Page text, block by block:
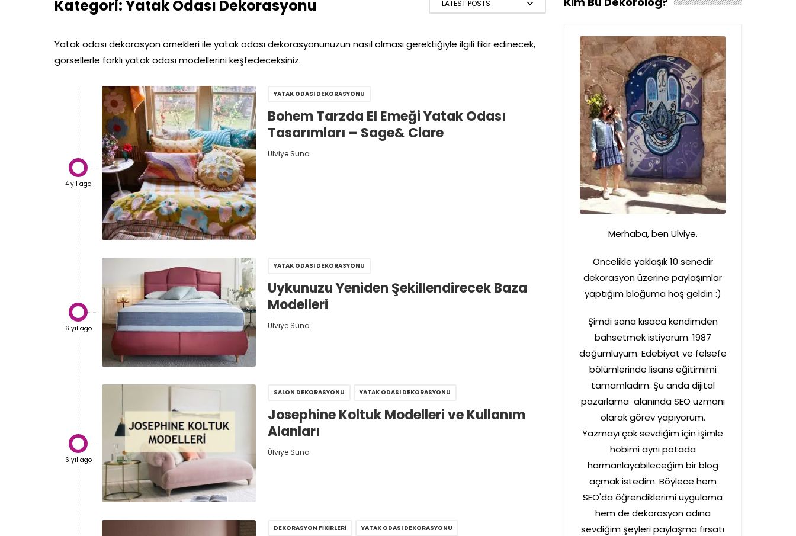
Kategori:Yatak Odası Dekorasyonu
Yatak odası dekorasyon örnekleri ile yatak odası dekorasyonunuzun nasıl olması gerektiğiyle ilgili fikir edinecek,
görsellerle farklı yatak odası modellerini keşfedeceksiniz.

4 yıl ago
YATAK ODASI DEKORASYONU
Bohem Tarzda El Emeği Yatak Odası
Tasarımları – Sage& Clare
Ülviye Suna

6 yıl ago
YATAK ODASI DEKORASYONU
Uykunuzu Yeniden Şekillendirecek Baza
Modelleri
Ülviye Suna

6 yıl ago
SALON DEKORASYONU YATAK ODASI DEKORASYONU
Josephine Koltuk Modelleri ve Kullanım
Alanları
Ülviye Suna
DEKORASYON FIKIRLERI YATAK ODASI DEKORASYONU
Merhaba, ben Ülviye.
Öncelikle yaklaşık 10 senedir
dekorasyon üzerine paylaşımlar
yaptığım bloğuma hoş geldin :)
Şimdi sana kısaca kendimden
bahsetmek istiyorum. 1987
doğumluyum. Edebiyat ve felsefe
bölümlerinde lisans eğitimimi
tamamladım. Şu anda dijital
pazarlama alanında SEO uzmanı
olarak görev yapıyorum.
Yazmayı çok sevdiğim için işimle
hobimi aynı potada
harmanlayabileceğim bir blog
açmak istedim. Böylece hem
SEO'da öğrendiklerimi uygulama
hem de dekorasyon adına
sevdiğim şeyleri paylaşma fırsatı